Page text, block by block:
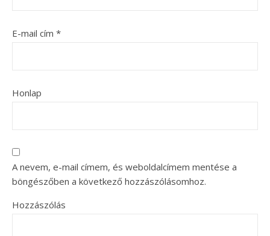
E-mail cím *
Honlap
A nevem, e-mail címem, és weboldalcímem mentése a
böngészőben a következő hozzászólásomhoz.
Hozzászólás